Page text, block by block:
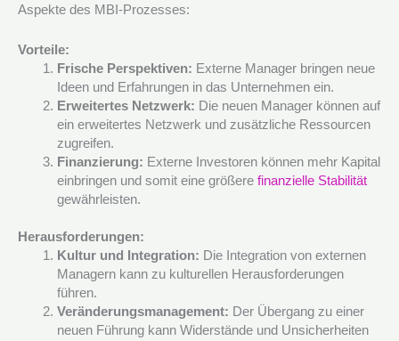
Aspekte des MBI-Prozesses:
Vorteile:
Frische Perspektiven: Externe Manager bringen neue
Ideen und Erfahrungen in das Unternehmen ein.
Erweitertes Netzwerk: Die neuen Manager können auf
ein erweitertes Netzwerk und zusätzliche Ressourcen
zugreifen.
Finanzierung: Externe Investoren können mehr Kapital
einbringen und somit eine größere finanzielle Stabilität
gewährleisten.
Herausforderungen:
Kultur und Integration: Die Integration von externen
Managern kann zu kulturellen Herausforderungen
führen.
Veränderungsmanagement: Der Übergang zu einer
neuen Führung kann Widerstände und Unsicherheiten